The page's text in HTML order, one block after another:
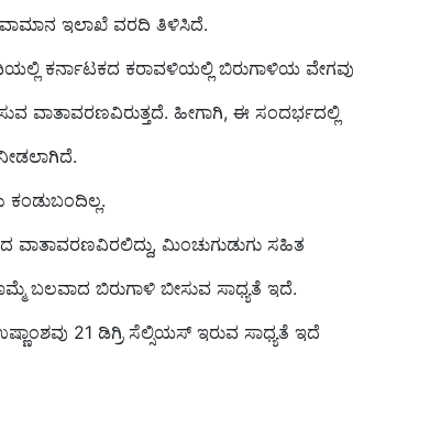
ಕರ್ನಾಟಕದ ಕರಾವಳಿಯಲ್ಲಿ ಬಿರುಗಾಳಿಯ ವೇಗವು
ವಾತಾವರಣವಿರುತ್ತದೆ. ಹೀಗಾಗಿ, ಈ ಸಂದರ್ಭದಲ್ಲಿ
ವಾತಾವರಣವಿರಲಿದ್ದು, ಮಿಂಚುಗುಡುಗು ಸಹಿತ
ಬಲವಾದ ಬಿರುಗಾಳಿ ಬೀಸುವ ಸಾಧ್ಯತೆ ಇದೆ.
21 ಡಿಗ್ರಿ ಸೆಲ್ಸಿಯಸ್‌ ಇರುವ ಸಾಧ್ಯತೆ ಇದೆ